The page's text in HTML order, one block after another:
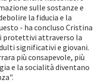
sulle sostanze e
la fiducia e la
- ha concluso Cristina
protettivi attraverso la
significativi e giovani.
più consapevole, più
e la socialità diventano